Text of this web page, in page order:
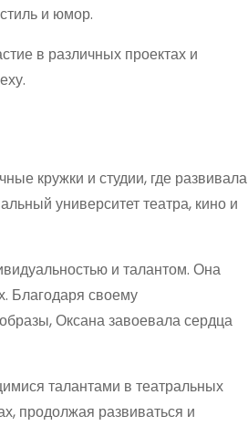
и юмор.
в различных проектах и
кружки и студии, где развивала
университет театра, кино и
и талантом. Она
Благодаря своему
Оксана завоевала сердца
талантами в театральных
продолжая развиваться и